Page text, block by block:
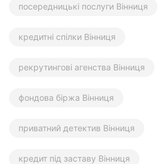
посередницькі послуги Вінниця
кредитні спілки Вінниця
рекрутингові агенства Вінниця
фондова біржа Вінниця
приватний детектив Вінниця
кредит під заставу Вінниця